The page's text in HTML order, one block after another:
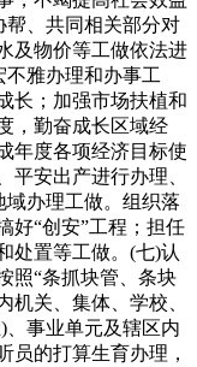
帮、共同相关部分对
及物价等工做依法进
雅办理和办事工
长；加强市场扶植和
，勤奋成长区域经
年度各项经济目标使
平安出产进行办理、
办理工做。组织落
好“创安”工程；担任
处置等工做。(七)认
照“条抓块管、条块
机关、集体、学校、
事业单元及辖区内
员的打算生育办理，